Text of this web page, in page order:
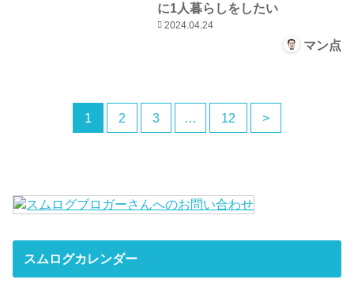
に1人暮らしをしたい
2024.04.24
マン点
1 2 3 … 12 >
スムログカレンダー